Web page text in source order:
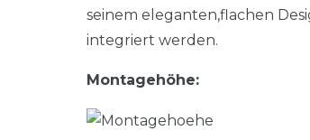
seinem eleganten,flachen
integriert werden.
Montagehöhe: